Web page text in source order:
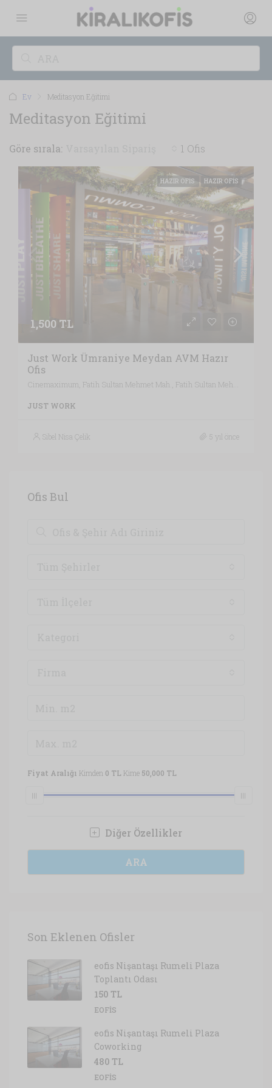
Ev Meditasyon Eğitimi
Meditasyon Eğitimi
1 Ofis
Göre sırala:
HAZIR OFIS HAZIR OFIS
1,500 TL
Just Work Ümraniye Meydan AVM Hazır
Ofis
JUST WORK
Sibel Nisa Çelik 5 yıl önce
Ofis Bul
Fiyat Aralığı Kimden 0 TL Kime 50,000 TL
Diğer Özellikler
ARA
Son Eklenen Ofisler
eofis Nişantaşı Rumeli Plaza
Toplantı Odası
150 TL
EOFIS
eofis Nişantaşı Rumeli Plaza
Coworking
480 TL
EOFIS